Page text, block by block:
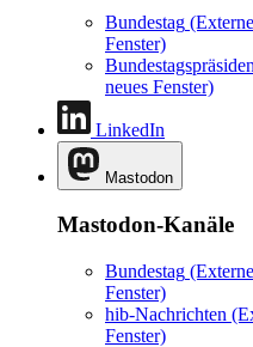
Bundestag
Fenster)
neues Fenster)
LinkedIn
Mastodon
Mastodon-Kanäle
Bundestag
Fenster)
hib-Nachrichten
Fenster)